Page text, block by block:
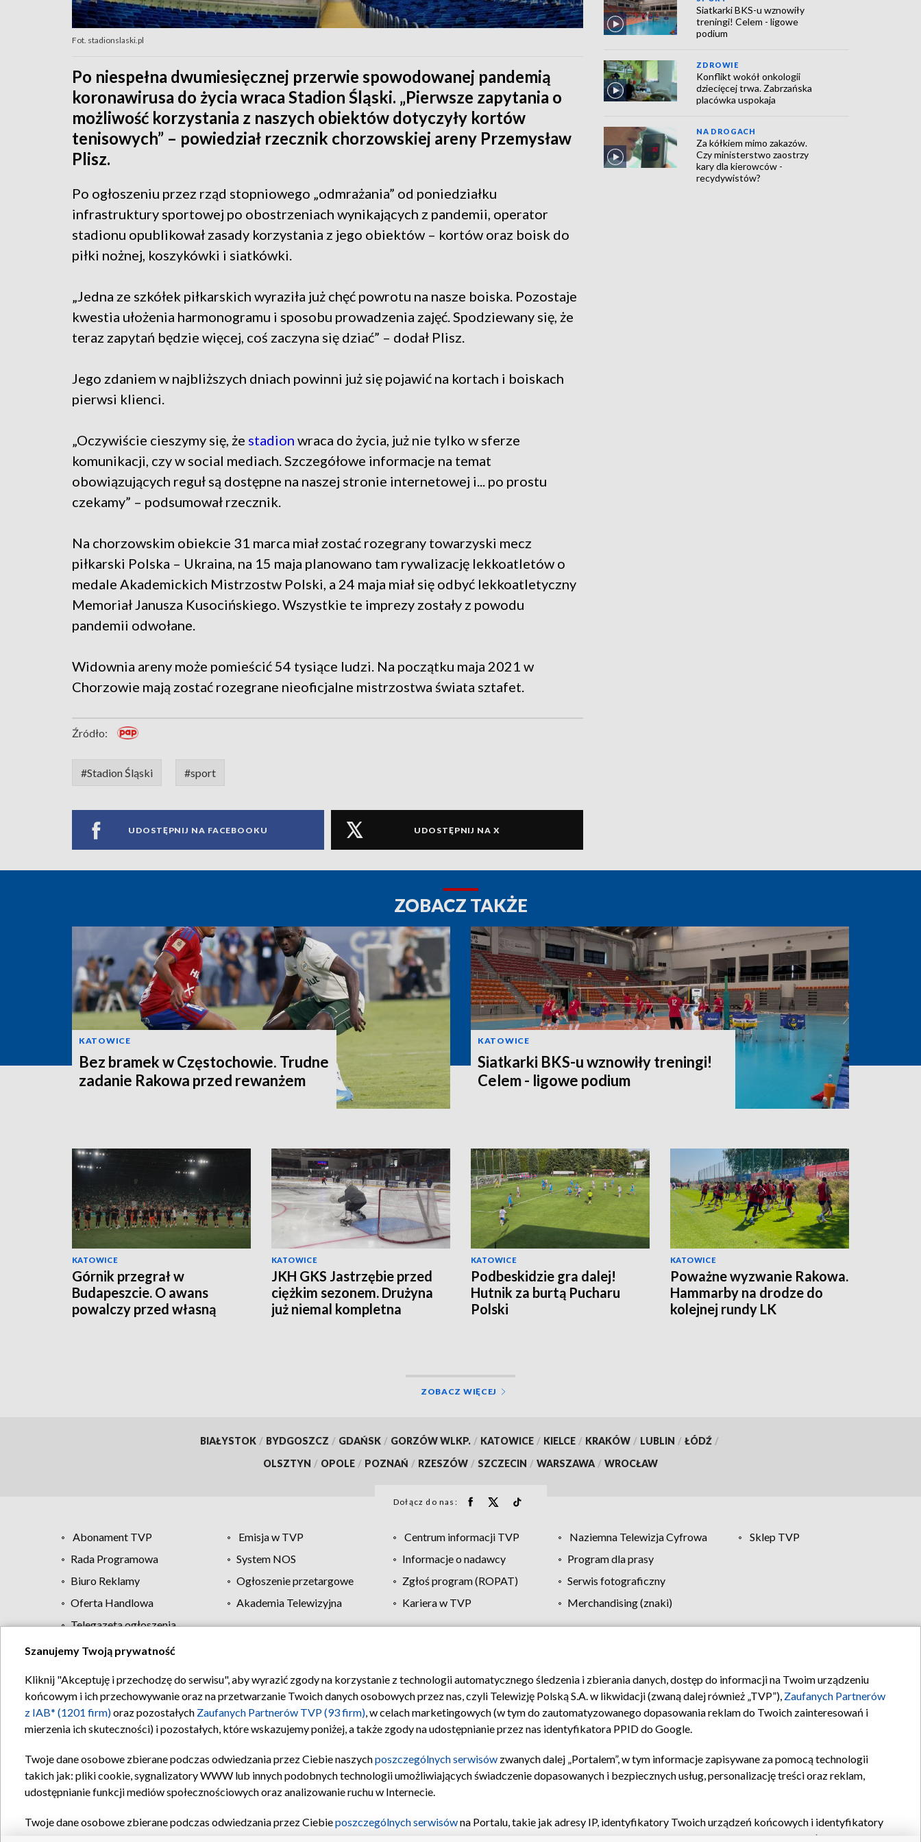
Fot. stadionslaski.pl
Po niespełna dwumiesięcznej przerwie spowodowanej pandemią
koronawirusa do życia wraca Stadion Śląski. „Pierwsze zapytania o
możliwość korzystania z naszych obiektów dotyczyły kortów
tenisowych” – powiedział rzecznik chorzowskiej areny Przemysław
Plisz.
Po ogłoszeniu przez rząd stopniowego „odmrażania” od poniedziałku
infrastruktury sportowej po obostrzeniach wynikających z pandemii, operator
stadionu opublikował zasady korzystania z jego obiektów – kortów oraz boisk do
piłki nożnej, koszykówki i siatkówki.
„Jedna ze szkółek piłkarskich wyraziła już chęć powrotu na nasze boiska. Pozostaje
kwestia ułożenia harmonogramu i sposobu prowadzenia zajęć. Spodziewany się, że
teraz zapytań będzie więcej, coś zaczyna się dziać” – dodał Plisz.
Jego zdaniem w najbliższych dniach powinni już się pojawić na kortach i boiskach
pierwsi klienci.
„Oczywiście cieszymy się, że stadion wraca do życia, już nie tylko w sferze
komunikacji, czy w social mediach. Szczegółowe informacje na temat
obowiązujących reguł są dostępne na naszej stronie internetowej i... po prostu
czekamy” – podsumował rzecznik.
Na chorzowskim obiekcie 31 marca miał zostać rozegrany towarzyski mecz
piłkarski Polska – Ukraina, na 15 maja planowano tam rywalizację lekkoatletów o
medale Akademickich Mistrzostw Polski, a 24 maja miał się odbyć lekkoatletyczny
Memoriał Janusza Kusocińskiego. Wszystkie te imprezy zostały z powodu
pandemii odwołane.
Widownia areny może pomieścić 54 tysiące ludzi. Na początku maja 2021 w
Chorzowie mają zostać rozegrane nieoficjalne mistrzostwa świata sztafet.
Źródło:
#Stadion Śląski #sport
UDOSTĘPNIJ NA FACEBOOKU UDOSTĘPNIJ NA X
Siatkarki BKS-u wznowiły
treningi! Celem - ligowe
podium
ZDROWIE
Konflikt wokół onkologii
dziecięcej trwa. Zabrzańska
placówka uspokaja
NA DROGACH
Za kółkiem mimo zakazów.
Czy ministerstwo zaostrzy
kary dla kierowców -
recydywistów?
ZOBACZ TAKŻE
KATOWICE
Bez bramek w Częstochowie. Trudne
zadanie Rakowa przed rewanżem
KATOWICE
Siatkarki BKS-u wznowiły treningi!
Celem - ligowe podium
KATOWICE
Górnik przegrał w
Budapeszcie. O awans
powalczy przed własną
KATOWICE
JKH GKS Jastrzębie przed
ciężkim sezonem. Drużyna
już niemal kompletna
KATOWICE
Podbeskidzie gra dalej!
Hutnik za burtą Pucharu
Polski
KATOWICE
Poważne wyzwanie Rakowa.
Hammarby na drodze do
kolejnej rundy LK
ZOBACZ WIĘCEJ
BIAŁYSTOK / BYDGOSZCZ / GDAŃSK / GORZÓW WLKP. / KATOWICE / KIELCE / KRAKÓW / LUBLIN / ŁÓDŹ /
OLSZTYN / OPOLE / POZNAŃ / RZESZÓW / SZCZECIN / WARSZAWA / WROCŁAW
Dołącz do nas:
Abonament TVP Emisja w TVP Centrum informacji TVP Naziemna Telewizja Cyfrowa
Sklep TVP
Rada Programowa
System NOS Informacje o nadawcy
Program dla prasy
Biuro Reklamy
Ogłoszenie przetargowe Zgłoś program (ROPAT)
Serwis fotograficzny
Oferta Handlowa
Akademia Telewizyjna Kariera w TVP
Merchandising (znaki)
Telegazeta ogłoszenia
Regulamin TVP Polityka prywatności Moje zgody Pomoc Biuro reklamy Kontakt
Szanujemy Twoją prywatność
Kliknij "Akceptuję i przechodzę do serwisu", aby wyrazić zgody na korzystanie z technologii automatycznego śledzenia i zbierania danych, dostęp do informacji na Twoim urządzeniu
końcowym i ich przechowywanie oraz na przetwarzanie Twoich danych osobowych przez nas, czyli Telewizję Polską S.A. w likwidacji (zwaną dalej również „TVP”), Zaufanych Partnerów
z IAB* (1201 firm)oraz pozostałych Zaufanych Partnerów TVP (93 firm), w celach marketingowych (w tym do zautomatyzowanego dopasowania reklam do Twoich zainteresowań i
mierzenia ich skuteczności) i pozostałych, które wskazujemy poniżej, a także zgody na udostępnianie przez nas identyfikatora PPID do Google.
Twoje dane osobowe zbierane podczas odwiedzania przez Ciebie naszychposzczególnych serwisów zwanych dalej „Portalem”, w tym informacje zapisywane za pomocą technologii
takich jak: pliki cookie, sygnalizatory WWW lub innych podobnych technologii umożliwiających świadczenie dopasowanych i bezpiecznych usług, personalizację treści oraz reklam,
udostępnianie funkcji mediów społecznościowych oraz analizowanie ruchu w Internecie.
Twoje dane osobowe zbierane podczas odwiedzania przez Ciebieposzczególnych serwisówna Portalu, takie jak adresy IP, identyfikatory Twoich urządzeń końcowych i identyfikatory
oraz pozostałych